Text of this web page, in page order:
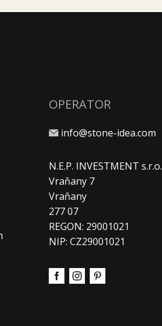
OPERATOR
info@stone-idea.com
N.E.P. INVESTMENT s.r.o.
Vraňany 7
Vraňany
277 07
REGON: 29001021
NIP: CZ29001021